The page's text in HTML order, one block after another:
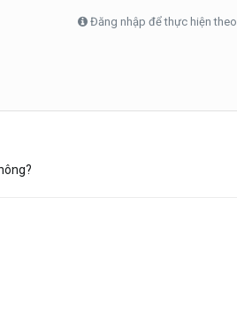
Đăng nhập để thực hiện theo